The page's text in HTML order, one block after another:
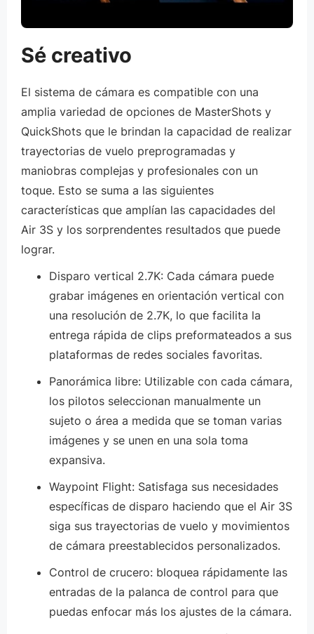
Sé creativo
El sistema de cámara es compatible con una
amplia variedad de opciones de MasterShots y
QuickShots que le brindan la capacidad de realizar
trayectorias de vuelo preprogramadas y
maniobras complejas y profesionales con un
toque. Esto se suma a las siguientes
características que amplían las capacidades del
Air 3S y los sorprendentes resultados que puede
lograr.
Disparo vertical 2.7K: Cada cámara puede
grabar imágenes en orientación vertical con
una resolución de 2.7K, lo que facilita la
entrega rápida de clips preformateados a sus
plataformas de redes sociales favoritas.
Panorámica libre: Utilizable con cada cámara,
los pilotos seleccionan manualmente un
sujeto o área a medida que se toman varias
imágenes y se unen en una sola toma
expansiva.
Waypoint Flight: Satisfaga sus necesidades
específicas de disparo haciendo que el Air 3S
siga sus trayectorias de vuelo y movimientos
de cámara preestablecidos personalizados.
Control de crucero: bloquea rápidamente las
entradas de la palanca de control para que
puedas enfocar más los ajustes de la cámara.